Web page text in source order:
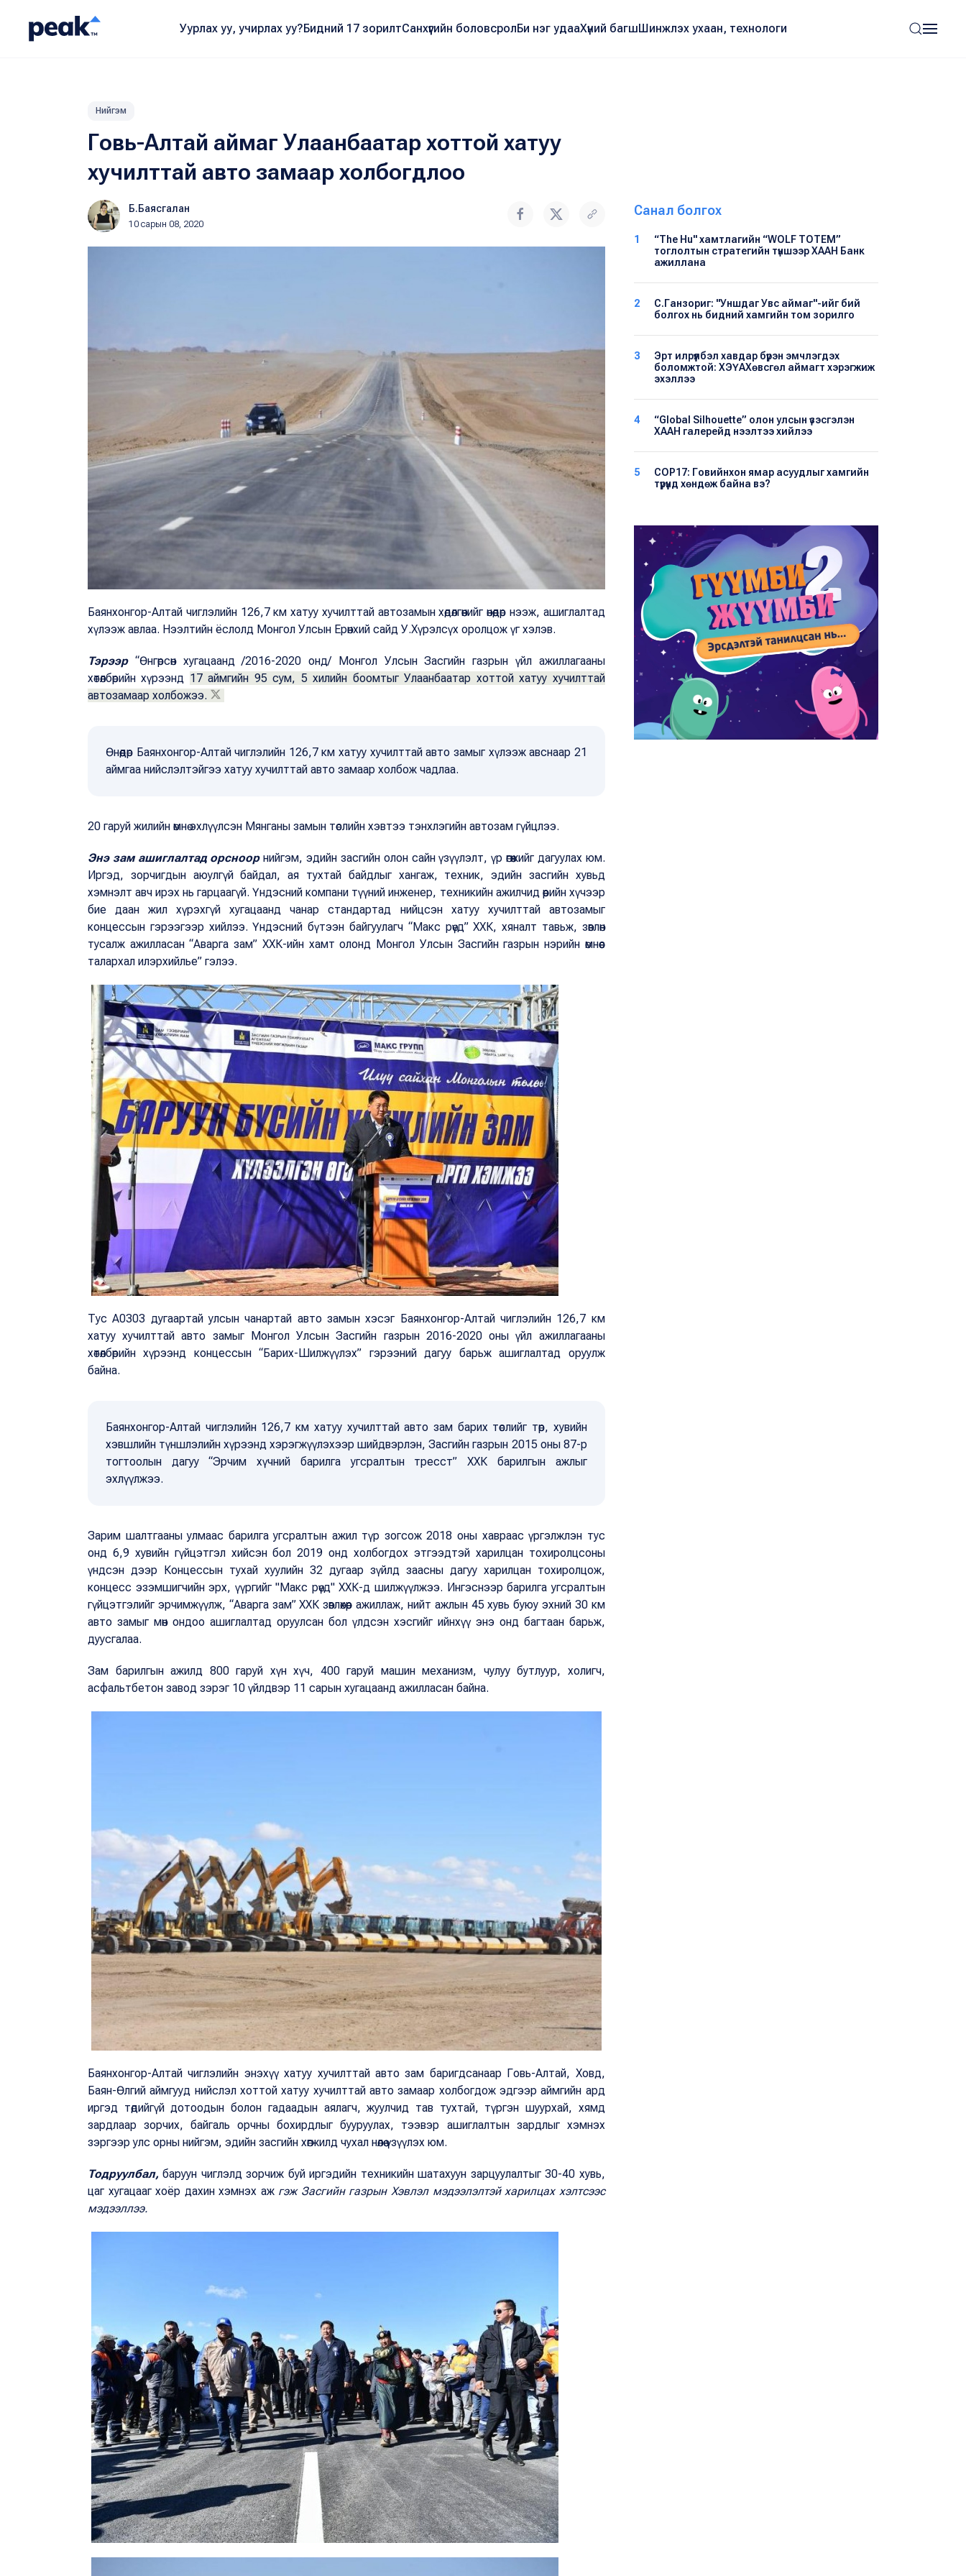
Уурлах уу, учирлах уу?Бидний 17 зорилтСанхүүгийн боловсролБи нэг удааХүний багшШинжлэх ухаан, технологи
Нийгэм
Говь-Алтай аймаг Улаанбаатар хоттой хатуу
хучилттай авто замаар холбогдлоо
Б.Баясгалан
10 сарын 08, 2020
Баянхонгор-Алтай чиглэлийн 126,7 км хатуу хучилттай автозамын хөдөлгөөнийг өнөөдөр нээж, ашиглалтад
хүлээж авлаа. Нээлтийн ёслолд Монгол Улсын Ерөнхий сайд У.Хүрэлсүх оролцож үг хэлэв.
Тэрээр“Өнгөрсөн хугацаанд /2016-2020 онд/ Монгол Улсын Засгийн газрын үйл ажиллагааны
хөтөлбөрийн хүрээнд 17 аймгийн 95 сум, 5 хилийн боомтыг Улаанбаатар хоттой хатуу хучилттай
автозамаар холбожээ.
Өнөөдөр Баянхонгор-Алтай чиглэлийн 126,7 км хатуу хучилттай авто замыг хүлээж авснаар 21
аймгаа нийслэлтэйгээ хатуу хучилттай авто замаар холбож чадлаа.
20 гаруй жилийн өмнө эхлүүлсэн Мянганы замын төслийн хэвтээ тэнхлэгийн автозам гүйцлээ.
Энэ зам ашиглалтад орсноорнийгэм, эдийн засгийн олон сайн үзүүлэлт, үр өгөөжийг дагуулах юм.
Иргэд, зорчигдын аюулгүй байдал, ая тухтай байдлыг хангаж, техник, эдийн засгийн хувьд
хэмнэлт авч ирэх нь гарцаагүй. Үндэсний компани түүний инженер, техникийн ажилчид өөрийн хүчээр
бие даан жил хүрэхгүй хугацаанд чанар стандартад нийцсэн хатуу хучилттай автозамыг
концессын гэрээгээр хийлээ. Үндэсний бүтээн байгуулагч “Макс рөүд” ХХК, хяналт тавьж, зөвлөн
тусалж ажилласан “Аварга зам” ХХК-ийн хамт олонд Монгол Улсын Засгийн газрын нэрийн өмнөөс
талархал илэрхийлье” гэлээ.
Тус А0303 дугаартай улсын чанартай авто замын хэсэг Баянхонгор-Алтай чиглэлийн 126,7 км
хатуу хучилттай авто замыг Монгол Улсын Засгийн газрын 2016-2020 оны үйл ажиллагааны
хөтөлбөрийн хүрээнд концессын “Барих-Шилжүүлэх” гэрээний дагуу барьж ашиглалтад оруулж
байна.
Баянхонгор-Алтай чиглэлийн 126,7 км хатуу хучилттай авто зам барих төслийг төр, хувийн
хэвшлийн түншлэлийн хүрээнд хэрэгжүүлэхээр шийдвэрлэн, Засгийн газрын 2015 оны 87-р
тогтоолын дагуу “Эрчим хүчний барилга угсралтын тресст” ХХК барилгын ажлыг
эхлүүлжээ.
Зарим шалтгааны улмаас барилга угсралтын ажил түр зогсож 2018 оны хавраас үргэлжлэн тус
онд 6,9 хувийн гүйцэтгэл хийсэн бол 2019 онд холбогдох этгээдтэй харилцан тохиролцсоны
үндсэн дээр Концессын тухай хуулийн 32 дугаар зүйлд заасны дагуу харилцан тохиролцож,
концесс эзэмшигчийн эрх, үүргийг "Макс рөүд" ХХК-д шилжүүлжээ. Ингэснээр барилга угсралтын
гүйцэтгэлийг эрчимжүүлж, “Аварга зам” ХХК зөвлөхөөр ажиллаж, нийт ажлын 45 хувь буюу эхний 30 км
авто замыг мөн ондоо ашиглалтад оруулсан бол үлдсэн хэсгийг ийнхүү энэ онд багтаан барьж,
дуусгалаа.
Зам барилгын ажилд 800 гаруй хүн хүч, 400 гаруй машин механизм, чулуу бутлуур, холигч,
асфальтбетон завод зэрэг 10 үйлдвэр 11 сарын хугацаанд ажилласан байна.
Баянхонгор-Алтай чиглэлийн энэхүү хатуу хучилттай авто зам баригдсанаар Говь-Алтай, Ховд,
Баян-Өлгий аймгууд нийслэл хоттой хатуу хучилттай авто замаар холбогдож эдгээр аймгийн ард
иргэд төдийгүй дотоодын болон гадаадын аялагч, жуулчид тав тухтай, түргэн шуурхай, хямд
зардлаар зорчих, байгаль орчны бохирдлыг бууруулах, тээвэр ашиглалтын зардлыг хэмнэх
зэргээр улс орны нийгэм, эдийн засгийн хөгжилд чухал нөлөө үзүүлэх юм.
Тодруулбал,баруун чиглэлд зорчиж буй иргэдийн техникийн шатахуун зарцуулалтыг 30-40 хувь,
цаг хугацааг хоёр дахин хэмнэх аж гэж Засгийн газрын Хэвлэл мэдээлэлтэй харилцах хэлтсээс
мэдээллээ.
Санал болгох
1
“The Hu" хамтлагийн “WOLF TOTEM”
тоглолтын стратегийн түншээр ХААН Банк
ажиллана
2
С.Ганзориг: "Уншдаг Увс аймаг"-ийг бий
болгох нь бидний хамгийн том зорилго
3
Эрт илрүүлбэл хавдар бүрэн эмчлэгдэх
боломжтой: ХЭҮА​Хөвсгөл аймагт хэрэгжиж
эхэллээ
4
“Global Silhouette” олон улсын үзэсгэлэн
ХААН галерейд нээлтээ хийлээ
5
COP17: Говийнхон ямар асуудлыг хамгийн
түрүүнд хөндөж байна вэ?